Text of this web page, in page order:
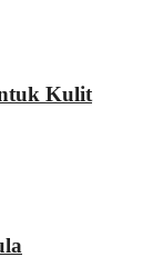
Kulit